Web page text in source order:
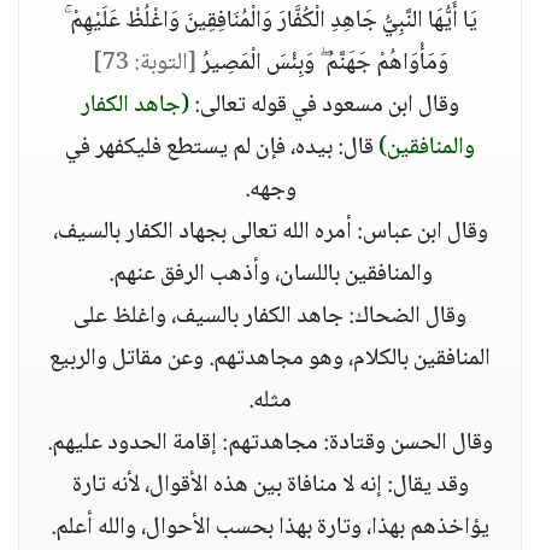
يَا أَيُّهَا النَّبِيُّ جَاهِدِ الْكُفَّارَ وَالْمُنَافِقِينَ وَاغْلُظْ عَلَيْهِمْ ۚ
وَمَأْوَاهُمْ جَهَنَّمُ ۖ وَبِئْسَ الْمَصِيرُ[التوبة: 73]
وقال ابن مسعود في قوله تعالى:(جاهد الكفار
والمنافقين)قال: بيده، فإن لم يستطع فليكفهر في
وجهه.
وقال ابن عباس: أمره الله تعالى بجهاد الكفار بالسيف،
والمنافقين باللسان، وأذهب الرفق عنهم.
وقال الضحاك: جاهد الكفار بالسيف، واغلظ على
المنافقين بالكلام، وهو مجاهدتهم. وعن مقاتل والربيع
مثله.
وقال الحسن وقتادة: مجاهدتهم: إقامة الحدود عليهم.
وقد يقال: إنه لا منافاة بين هذه الأقوال، لأنه تارة
يؤاخذهم بهذا، وتارة بهذا بحسب الأحوال، والله أعلم.